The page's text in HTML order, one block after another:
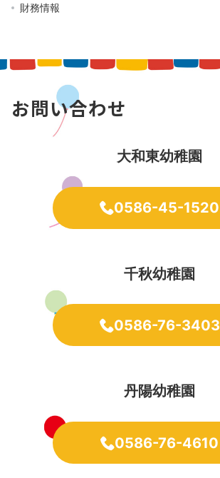
財務情報
お問い合わせ
大和東幼稚園
0586-45-1520
千秋幼稚園
0586-76-3403
丹陽幼稚園
0586-76-4610